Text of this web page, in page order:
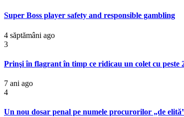
Super Boss player safety and responsible gambling
4 săptămâni ago
3
Prinşi în flagrant în timp ce ridicau un colet cu peste
7 ani ago
4
Un nou dosar penal pe numele procurorilor „de